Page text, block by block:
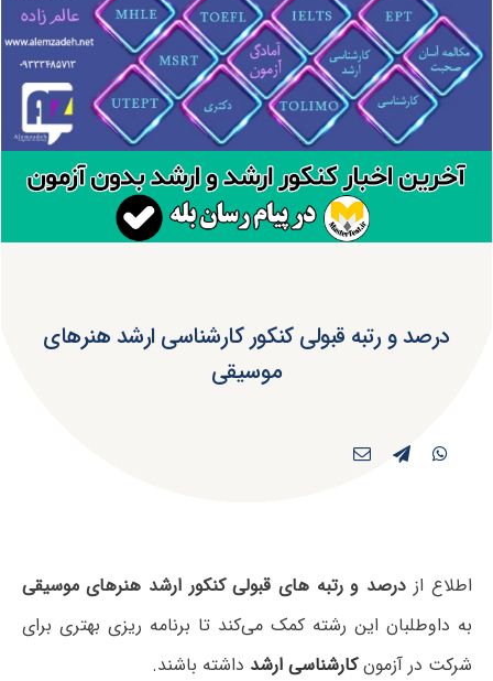
درصد و رتبه قبولی کنکور کارشناسی ارشد هنرهای
موسیقی
اطلاع از درصد و رتبه های قبولی کنکور ارشد هنرهای موسیقی
به داوطلبان این رشته کمک می‌کند تا برنامه ریزی بهتری برای
شرکت در آزمونکارشناسی ارشد داشته باشند.